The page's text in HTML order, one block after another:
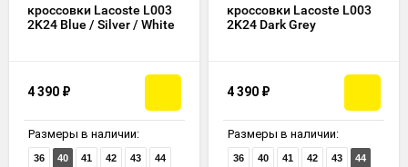
кроссовки Lacoste L003
2K24 Blue / Silver / White
4 390 ₽
Размеры в наличии:
36 40 41 42 43 44
кроссовки Lacoste L003
2K24 Dark Grey
4 390 ₽
Размеры в наличии:
36 40 41 42 43 44